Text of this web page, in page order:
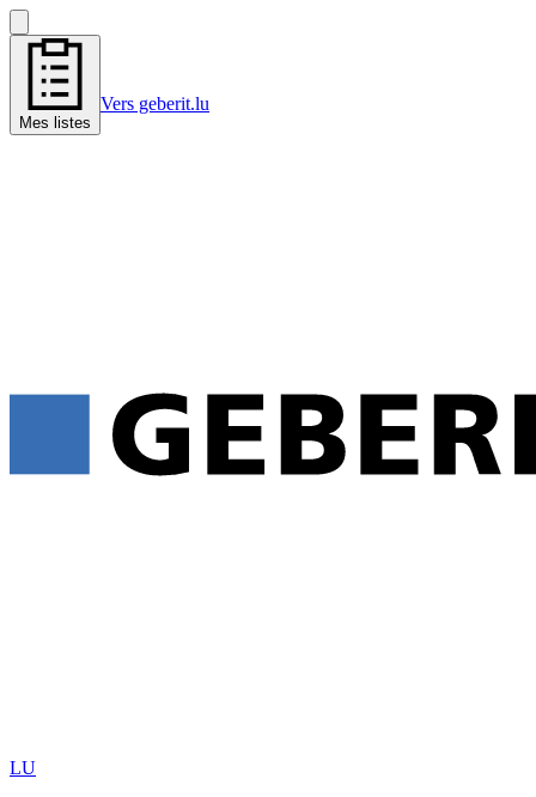
Mes listes
Vers geberit.lu
LU